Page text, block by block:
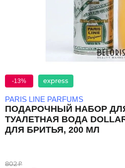
-13% express
PARIS LINE PARFUMS
ПОДАРОЧНЫЙ НАБОР
ТУАЛЕТНАЯ ВОДА
ДЛЯ БРИТЬЯ, 200 МЛ
802 ₽